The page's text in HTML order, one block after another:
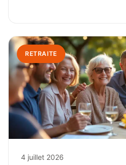
RETRAITE
4 juillet 2026